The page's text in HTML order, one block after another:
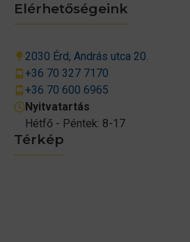
Térkép
Elérhetőségeink
2030 Érd, András utca 20.
+36 70 327 7170
+36 70 600 6965
Nyitvatartás
Hétfő - Péntek: 8-17